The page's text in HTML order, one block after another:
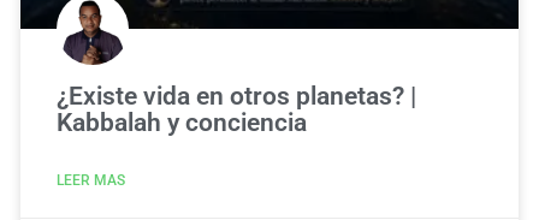
¿Existe vida en otros planetas? |
Kabbalah y conciencia
LEER MAS